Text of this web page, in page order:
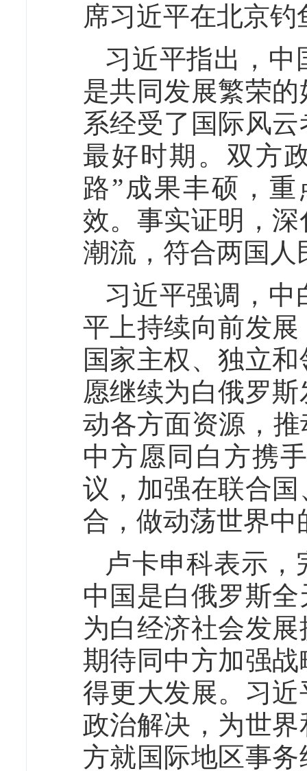
席习近平在北京
习近平指出，中
是共同发展繁荣
系经受了国际风
最好时期。双方
路”成果丰硕，
效。事实证明，
潮流，符合两国人
习近平强调，中
平上持续向前发
国家主权、独立
愿继续为白俄罗
动各方面资源，
中方愿同白方携
议，加强在联合
合，做动荡世界中
卢卡申科表示
中国是白俄罗斯
为白经济社会发
期待同中方加强
得更大发展。习
政治解决，为世
方就国际地区事